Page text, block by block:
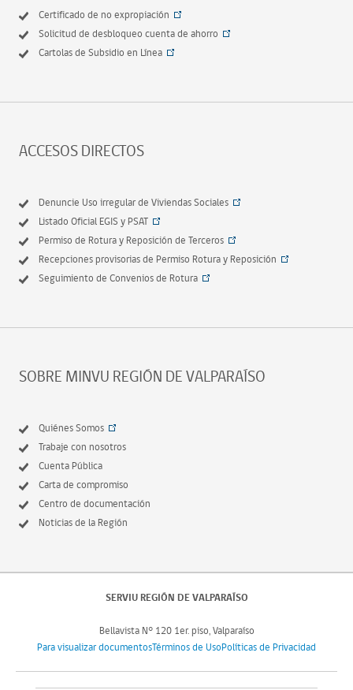
Certificado de no expropiación
Solicitud de desbloqueo cuenta de ahorro
Cartolas de Subsidio en Línea
ACCESOS DIRECTOS
Denuncie Uso irregular de Viviendas Sociales
Listado Oficial EGIS y PSAT
Permiso de Rotura y Reposición de Terceros
Recepciones provisorias de Permiso Rotura y Reposición
Seguimiento de Convenios de Rotura
SOBRE MINVU REGIÓN DE VALPARAÍSO
Quiénes Somos
Trabaje con nosotros
Cuenta Pública
Carta de compromiso
Centro de documentación
Noticias de la Región
SERVIU REGIÓN DE VALPARAÍSO
Bellavista N° 120 1er. piso, Valparaíso
Para visualizar documentosTérminos de UsoPolíticas de Privacidad